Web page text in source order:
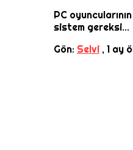
PC
sistem gereksi...
Gön: Selvi , 1 ay